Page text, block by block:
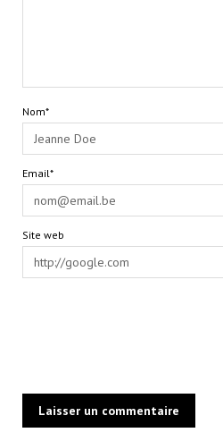
Nom*
Email*
Site web